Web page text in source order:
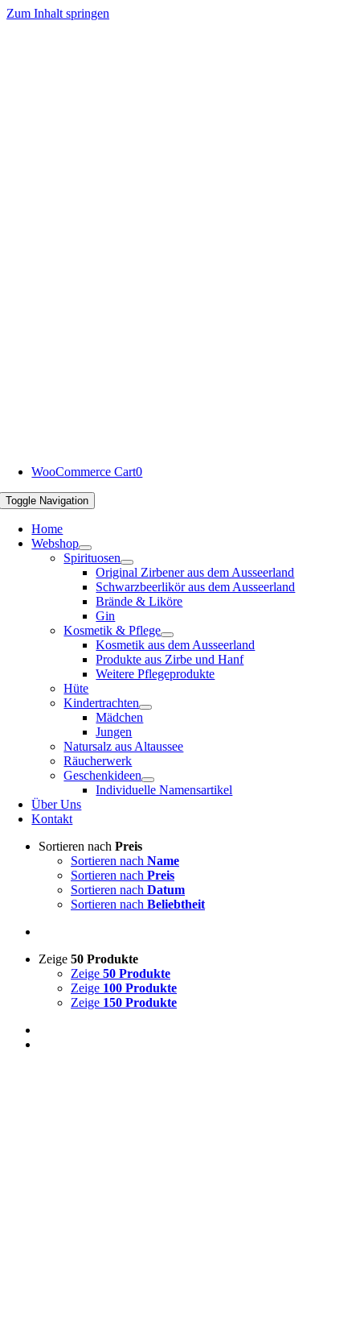
Zum Inhalt springen
WooCommerce Cart0
Toggle Navigation
Home
Webshop
Spirituosen
Original Zirbener aus dem Ausseerland
Schwarzbeerlikör aus dem Ausseerland
Brände & Liköre
Gin
Kosmetik & Pflege
Kosmetik aus dem Ausseerland
Produkte aus Zirbe und Hanf
Weitere Pflegeprodukte
Hüte
Kindertrachten
Mädchen
Jungen
Natursalz aus Altaussee
Räucherwerk
Geschenkideen
Individuelle Namensartikel
Über Uns
Kontakt
Sortieren nach Preis
Sortieren nach Name
Sortieren nach Preis
Sortieren nach Datum
Sortieren nach Beliebtheit
Zeige 50 Produkte
Zeige 50 Produkte
Zeige 100 Produkte
Zeige 150 Produkte